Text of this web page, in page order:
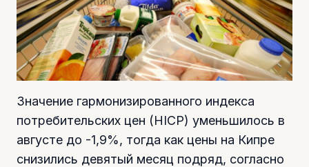
Значение гармонизированного индекса
потребительских цен (HICP) уменьшилось в
августе до -1,9%, тогда как цены на Кипре
снизились девятый месяц подряд, согласно